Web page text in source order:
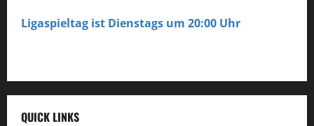
Ligaspieltag ist Dienstags um 20:00 Uhr
QUICK LINKS